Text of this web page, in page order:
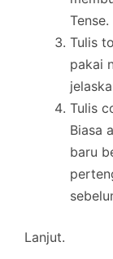
Tense.
Tulis
pakai
Tulis
Biasa
baru
Lanjut.